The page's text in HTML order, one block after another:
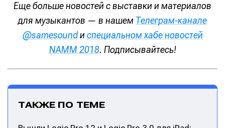
Еще больше новостей с выставки и материалов
для музыкантов — в нашем Телеграм-канале
@samesoundи специальном хабе новостей
NAMM 2018. Подписывайтесь!
ТАКЖЕ ПО ТЕМЕ